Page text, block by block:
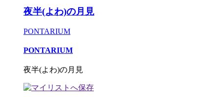
夜半(よわ)の月見
PONTARIUM
PONTARIUM
夜半(よわ)の月見